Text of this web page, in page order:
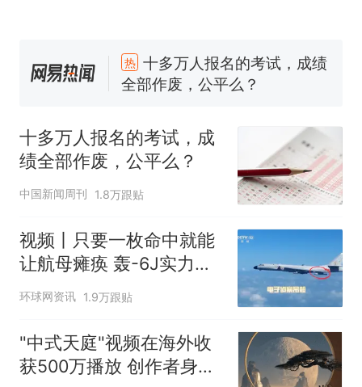
全部作废，公平么？
新 全球唯一没有法定首都的国
国大使骑行绕了几乎整个国境
线一圈，还曾两次到中国寻根
搬家报价570元，搬到楼下交
5060元才肯搬上楼！女子傻眼
了……
视频丨只要一枚命中就能让航
母瘫痪 轰-6J实力有多强？
空调24小时开着反而更省电？
电力部门回应
台风"白海豚"登陆 中心附近最
大风力14级
热
十多万人报名的考试，成绩
十多万人报名的考试，成
绩全部作废，公平么？
中国新闻周刊 1.8万跟贴
视频丨只要一枚命中就能
让航母瘫痪 轰-6J实力有
多强？
环球网资讯 1.9万跟贴
"中式天庭"视频在海外收
获500万播放 创作者身份